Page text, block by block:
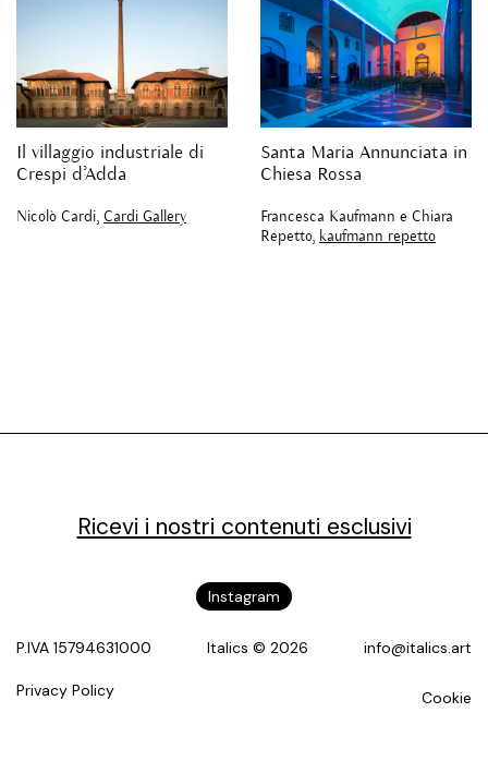
Il villaggio industriale di
Crespi d’Adda
Nicolò Cardi, Cardi Gallery
Santa Maria Annunciata in
Chiesa Rossa
Francesca Kaufmann e Chiara
Repetto, kaufmann repetto
Ricevi i nostri contenuti esclusivi
Instagram
P.IVA 15794631000 Italics © 2026 info@italics.art
Privacy Policy Cookie